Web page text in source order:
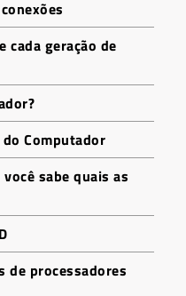
cada geração de
Computador
você sabe quais as
de processadores